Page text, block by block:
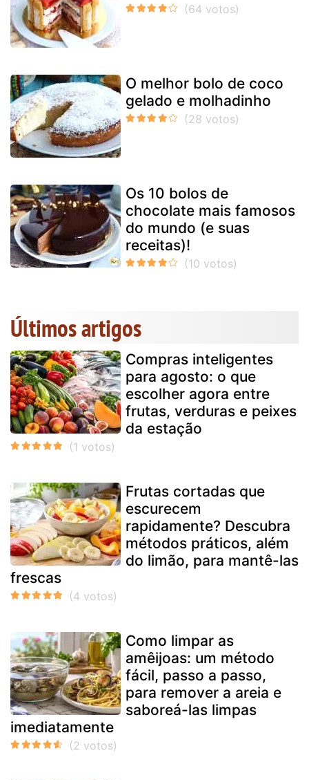
O melhor bolo de coco
gelado e molhadinho
Os 10 bolos de
chocolate mais famosos
do mundo (e suas
receitas)!
Últimos artigos
Compras inteligentes
para agosto: o que
escolher agora entre
frutas, verduras e peixes
da estação
Frutas cortadas que
escurecem
rapidamente? Descubra
métodos práticos, além
do limão, para mantê-las
frescas
Como limpar as
amêijoas: um método
fácil, passo a passo,
para remover a areia e
saboreá-las limpas
imediatamente